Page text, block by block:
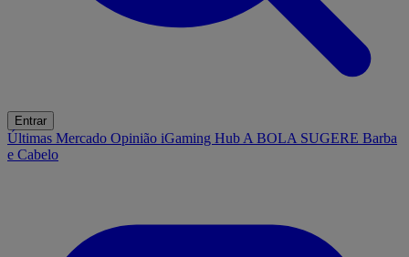
Entrar
Últimas Mercado Opinião iGaming Hub A BOLA SUGERE Barba
e Cabelo